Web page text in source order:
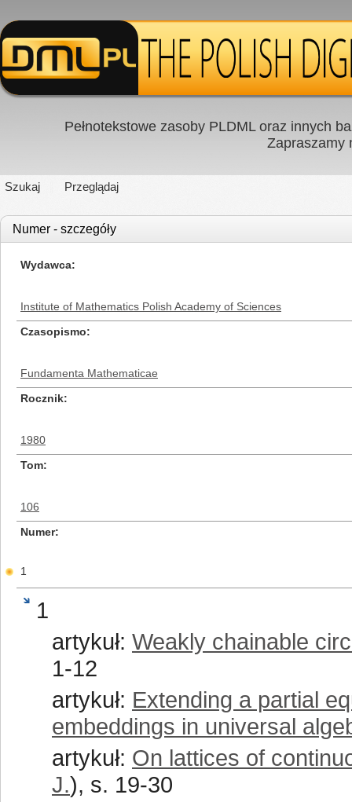
Pełnotekstowe zasoby PLDML oraz innych
Zapraszamy
Szukaj Przeglądaj
Numer - szczegóły
Wydawca
Institute of Mathematics Polish Academy of Sciences
Czasopismo
Fundamenta Mathematicae
Rocznik
1980
Tom
106
Numer
1
1
artykuł: Weakly chainable
1-12
artykuł: Extending a partial
embeddings in universal
artykuł: On lattices of
J.), s. 19-30